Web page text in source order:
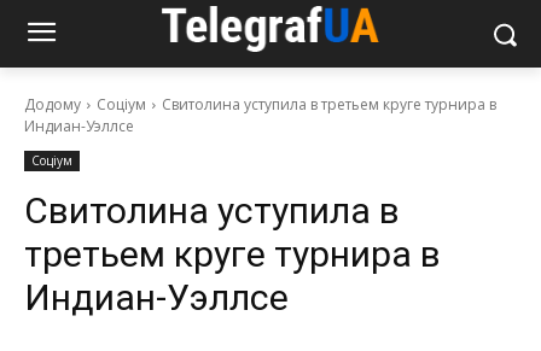
Додому Соціум
Свитолина уступила в третьем круге турнира в
Индиан-Уэллсе
Соціум
Свитолина уступила в
третьем круге турнира в
Индиан-Уэллсе